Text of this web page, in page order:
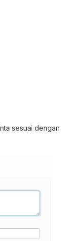
sesuai dengan